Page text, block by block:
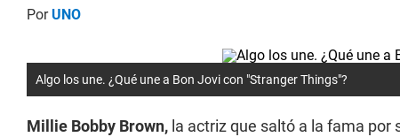
PorUNO
Algo los une. ¿Qué une a Bon Jovi con "Stranger Things"?
Millie Bobby Brown, la actriz que saltó a la fama por